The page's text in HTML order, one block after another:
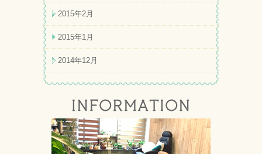
2015年2月
2015年1月
2014年12月